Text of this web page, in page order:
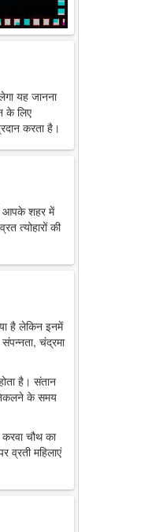
यह जानना
के लिए
करता है।
आपके शहर में
त्योहारों की
है लेकिन इनमें
चंद्रमा
है। संतान
के समय
करवा चौथ का
व्रती महिलाएं